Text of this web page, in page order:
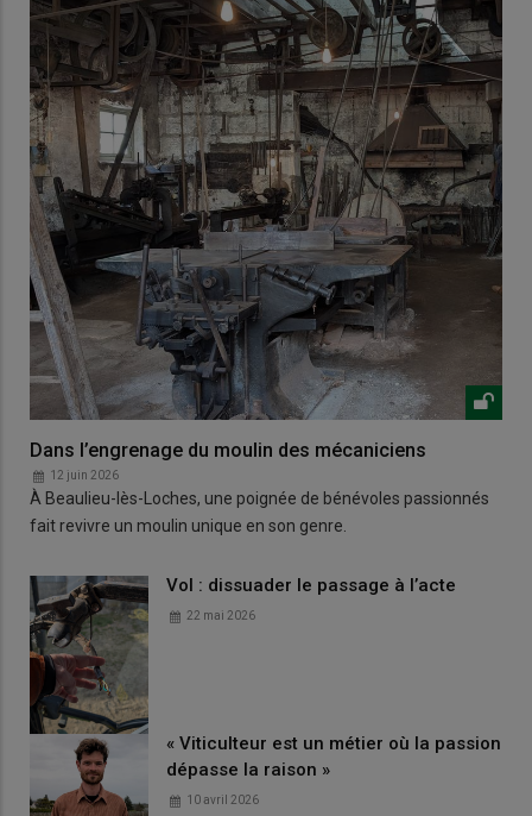
Dans l’engrenage du moulin des mécaniciens
12 juin 2026
À Beaulieu-lès-Loches, une poignée de bénévoles passionnés
fait revivre un moulin unique en son genre.
Vol : dissuader le passage à l’acte
22 mai 2026
« Viticulteur est un métier où la passion
dépasse la raison »
10 avril 2026